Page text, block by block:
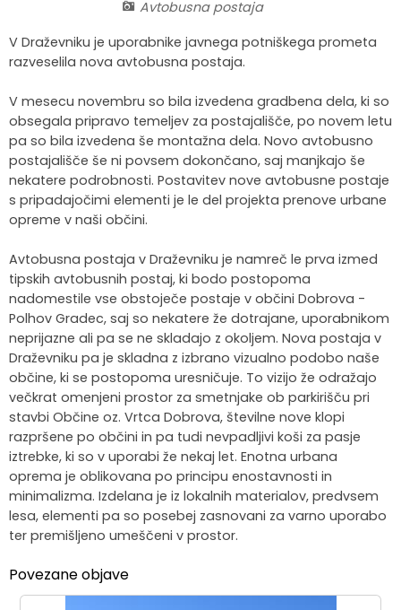
Avtobusna postaja
V Draževniku je uporabnike javnega potniškega prometa
razveselila nova avtobusna postaja.
V mesecu novembru so bila izvedena gradbena dela, ki so
obsegala pripravo temeljev za postajališče, po novem letu
pa so bila izvedena še montažna dela. Novo avtobusno
postajališče še ni povsem dokončano, saj manjkajo še
nekatere podrobnosti. Postavitev nove avtobusne postaje
s pripadajočimi elementi je le del projekta prenove urbane
opreme v naši občini.
Avtobusna postaja v Draževniku je namreč le prva izmed
tipskih avtobusnih postaj, ki bodo postopoma
nadomestile vse obstoječe postaje v občini Dobrova -
Polhov Gradec, saj so nekatere že dotrajane, uporabnikom
neprijazne ali pa se ne skladajo z okoljem. Nova postaja v
Draževniku pa je skladna z izbrano vizualno podobo naše
občine, ki se postopoma uresničuje. To vizijo že odražajo
večkrat omenjeni prostor za smetnjake ob parkirišču pri
stavbi Občine oz. Vrtca Dobrova, številne nove klopi
razpršene po občini in pa tudi nevpadljivi koši za pasje
iztrebke, ki so v uporabi že nekaj let. Enotna urbana
oprema je oblikovana po principu enostavnosti in
minimalizma. Izdelana je iz lokalnih materialov, predvsem
lesa, elementi pa so posebej zasnovani za varno uporabo
ter premišljeno umeščeni v prostor.
Povezane objave
Gasilstvo in civilna zaščita
Občinski nagrajenci
Turistična taksa
Vprašajte občino
Predlagajte občini
Oskrba najdenih živali
Organizacije s področja socialnega varstva
Portal eUprava
Lokalni ponudniki hrane in izdelkov
Trajnostni razvoj turizma
Župnije
Osmrtnice
Režijski obrat